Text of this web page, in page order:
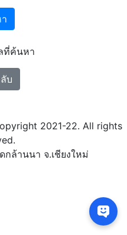
ที่ค้นหา
บ
2021-22. All rights
ล้านนา จ.เชียงใหม่